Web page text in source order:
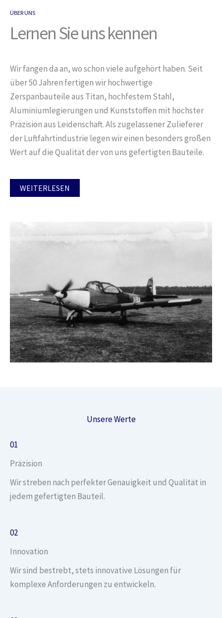
ÜBER UNS
Lernen Sie uns kennen
Wir fangen da an, wo schon viele aufgehört haben. Seit
über 50 Jahren fertigen wir hochwertige
Zerspanbauteile aus Titan, hochfestem Stahl,
Aluminiumlegierungen und Kunststoffen mit höchster
Präzision aus Leidenschaft. Als zugelassener Zulieferer
der Luftfahrtindustrie legen wir einen besonders großen
Wert auf die Qualität der von uns gefertigten Bauteile.
WEITERLESEN
Unsere Werte
01
Präzision
Wir streben nach perfekter Genauigkeit und Qualität in
jedem gefertigten Bauteil.
02
Innovation
Wir sind bestrebt, stets innovative Lösungen für
komplexe Anforderungen zu entwickeln.